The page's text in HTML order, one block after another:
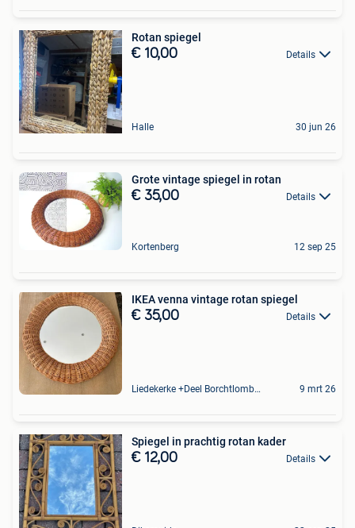
Rotan spiegel
€ 10,00 Details
Halle 30 jun 26
Grote vintage spiegel in rotan
€ 35,00 Details
Kortenberg 12 sep 25
IKEA venna vintage rotan spiegel
€ 35,00 Details
Liedekerke +Deel Borchtlombeek 9 mrt 26
Spiegel in prachtig rotan kader
€ 12,00 Details